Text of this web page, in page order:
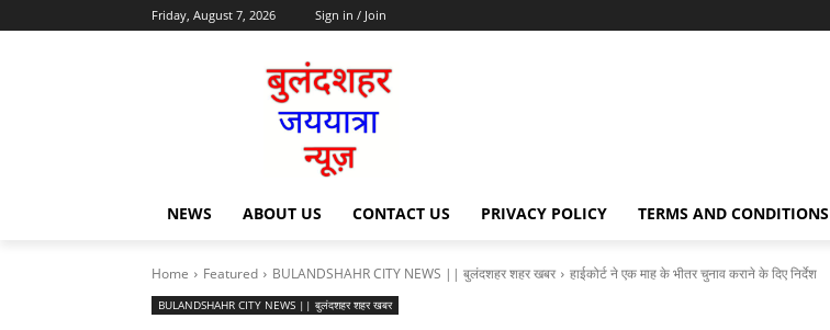
Friday, August 7, 2026 Sign in / Join
NEWS ABOUT US CONTACT US PRIVACY POLICY TERMS AND CONDITIONS
Home Featured BULANDSHAHR CITY NEWS || बुलंदशहर शहर खबर हाईकोर्ट ने एक माह के भीतर चुनाव कराने के दिए निर्देश
BULANDSHAHR CITY NEWS || बुलंदशहर शहर खबर